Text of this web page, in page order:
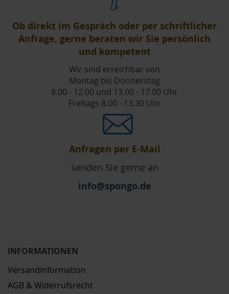
Ob direkt im Gespräch oder per schriftlicher
Anfrage, gerne beraten wir Sie persönlich
und kompetent
Wir sind erreichbar von
Montag bis Donnerstag
8.00 - 12.00 und 13.00 - 17.00 Uhr
Freitags 8.00 - 13.30 Uhr
Anfragen per E-Mail
senden Sie gerne an
info@spongo.de
INFORMATIONEN
Versandinformation
AGB & Widerrufsrecht